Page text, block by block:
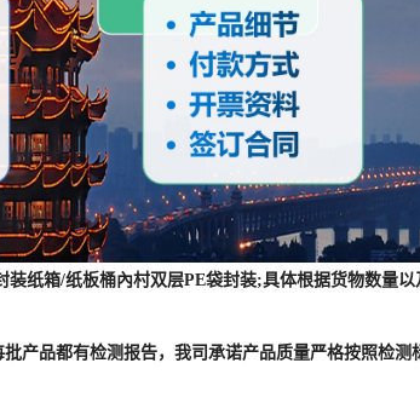
装纸箱/纸板桶內村双层PE袋封装;具体根据货物数量以
产品都有检测报告，我司承诺产品质量严格按照检测
含运费,我司可以保证发货时间但不能承诺物流运输
，未经过国家食品和药品监督管理局评估。产品仅用
公司有权拒拒绝发货。发本店铺图片、产品信息，仅